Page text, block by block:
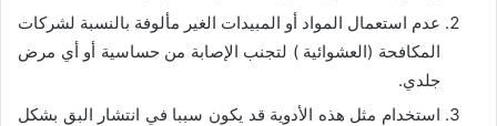
عدم استعمال المواد أو المبيدات الغير مألوفة بالنسبة لشركات
المكافحة (العشوائية ) لتجنب الإصابة من حساسية أو أي مرض
جلدي.
استخدام مثل هذه الأدوية قد يكون سببا في انتشار البق بشكل